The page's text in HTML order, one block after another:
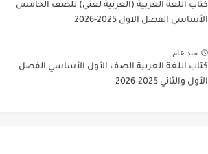
كتاب اللغة العربية (العربية لغتي) للصف الخامس
الأساسي الفصل الاول 2025-2026
منذ عام
كتاب اللغة العربية الصف الأول الأساسي الفصل
الأول والثاني 2025-2026